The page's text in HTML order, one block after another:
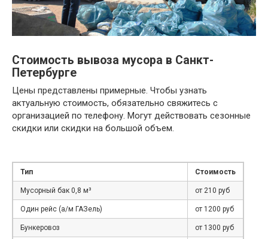
Стоимость вывоза мусора в Санкт-
Петербурге
Цены представлены примерные. Чтобы узнать
актуальную стоимость, обязательно свяжитесь с
организацией по телефону. Могут действовать сезонные
скидки или скидки на большой объем.
Тип Стоимость
Мусорный бак 0,8 м³ от 210 руб
Один рейс (а/м ГАЗель) от 1200 руб
Бункеровоз от 1300 руб